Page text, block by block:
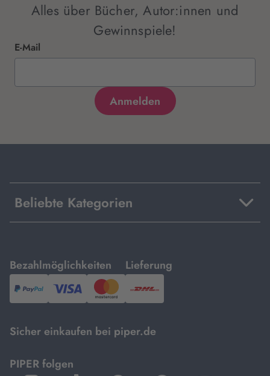
Alles über Bücher, Autor:innen und
Gewinnspiele!
E-Mail
Beliebte Kategorien
Bezahlmöglichkeiten
mit
PayPal,Visa
und
Lieferung
mit
DHL.
Sicher einkaufen bei piper.de
PIPER folgen